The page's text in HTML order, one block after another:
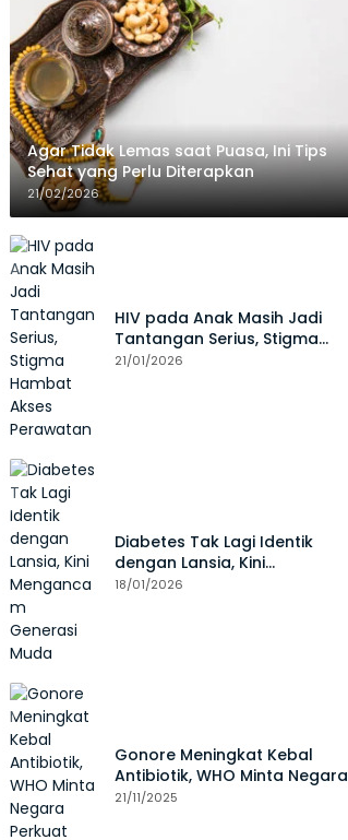
Agar Tidak Lemas saat Puasa, Ini Tips
Sehat yang Perlu Diterapkan
21/02/2026
HIV pada Anak Masih Jadi
Tantangan Serius, Stigma
Hambat Akses Perawatan
21/01/2026
Diabetes Tak Lagi Identik
dengan Lansia, Kini
Mengancam Generasi Muda
18/01/2026
Gonore Meningkat Kebal
Antibiotik, WHO Minta Negara
Perkuat Surveilans
21/11/2025